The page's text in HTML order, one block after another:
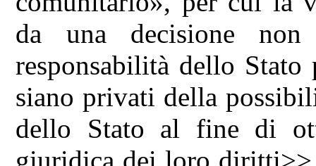
da una decisione
responsabilità dello
siano privati della
dello Stato al fine di
giuridica dei loro diritti>>